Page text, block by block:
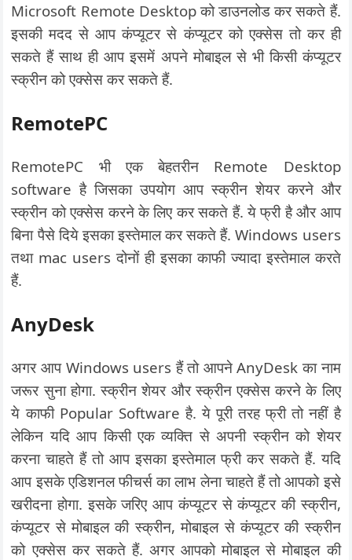
Microsoft Remote Desktop को डाउनलोड कर सकते हैं.
इसकी मदद से आप कंप्यूटर से कंप्यूटर को एक्सेस तो कर ही
सकते हैं साथ ही आप इसमें अपने मोबाइल से भी किसी कंप्यूटर
स्क्रीन को एक्सेस कर सकते हैं.
RemotePC
RemotePC भी एक बेहतरीन Remote Desktop
software है जिसका उपयोग आप स्क्रीन शेयर करने और
स्क्रीन को एक्सेस करने के लिए कर सकते हैं. ये फ्री है और आप
बिना पैसे दिये इसका इस्तेमाल कर सकते हैं. Windows users
तथा mac users दोनों ही इसका काफी ज्यादा इस्तेमाल करते
हैं.
AnyDesk
अगर आप Windows users हैं तो आपने AnyDesk का नाम
जरूर सुना होगा. स्क्रीन शेयर और स्क्रीन एक्सेस करने के लिए
ये काफी Popular Software है. ये पूरी तरह फ्री तो नहीं है
लेकिन यदि आप किसी एक व्यक्ति से अपनी स्क्रीन को शेयर
करना चाहते हैं तो आप इसका इस्तेमाल फ्री कर सकते हैं. यदि
आप इसके एडिशनल फीचर्स का लाभ लेना चाहते हैं तो आपको इसे
खरीदना होगा. इसके जरिए आप कंप्यूटर से कंप्यूटर की स्क्रीन,
कंप्यूटर से मोबाइल की स्क्रीन, मोबाइल से कंप्यूटर की स्क्रीन
को एक्सेस कर सकते हैं. अगर आपको मोबाइल से मोबाइल की